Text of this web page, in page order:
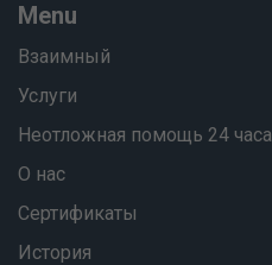
Menu
Взаимный
Услуги
Неотложная помощь 24 часа
О нас
Сертификаты
История